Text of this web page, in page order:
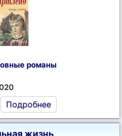
романы
Подробнее
жизнь